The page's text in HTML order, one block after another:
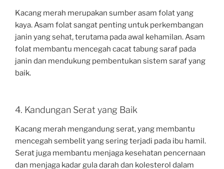
Kacang merah merupakan sumber asam folat yang
kaya. Asam folat sangat penting untuk perkembangan
janin yang sehat, terutama pada awal kehamilan. Asam
folat membantu mencegah cacat tabung saraf pada
janin dan mendukung pembentukan sistem saraf yang
baik.
4. Kandungan Serat yang Baik
Kacang merah mengandung serat, yang membantu
mencegah sembelit yang sering terjadi pada ibu hamil.
Serat juga membantu menjaga kesehatan pencernaan
dan menjaga kadar gula darah dan kolesterol dalam